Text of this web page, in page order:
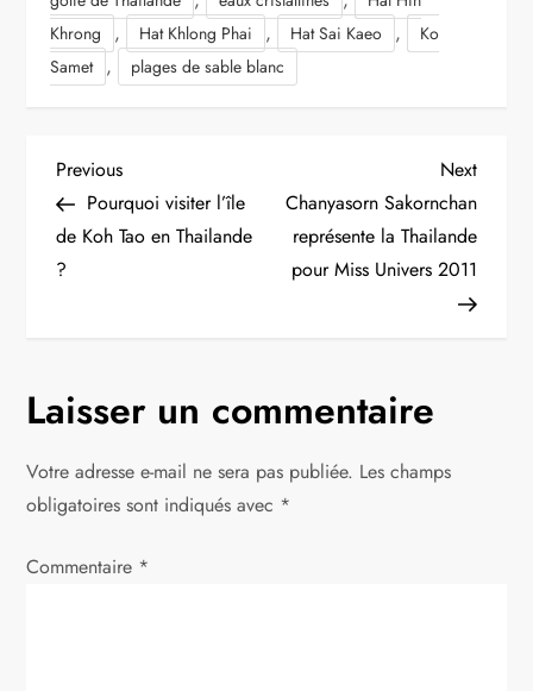
Khrong
, Hat Khlong Phai , Hat Sai Kaeo ,
Ko
Samet , plages de sable blanc
N
a
v
g
a
t
i
Previous
Post
Previous
Pourquoi visiter l’île
de Koh Tao en Thailande
?
Next
Post
Next
Chanyasorn Sakornchan
représente la Thailande
pour Miss Univers 2011
Laisser un commentaire
Votre adresse e-mail ne sera pas publiée. Les champs
obligatoires sont indiqués avec *
Commentaire *